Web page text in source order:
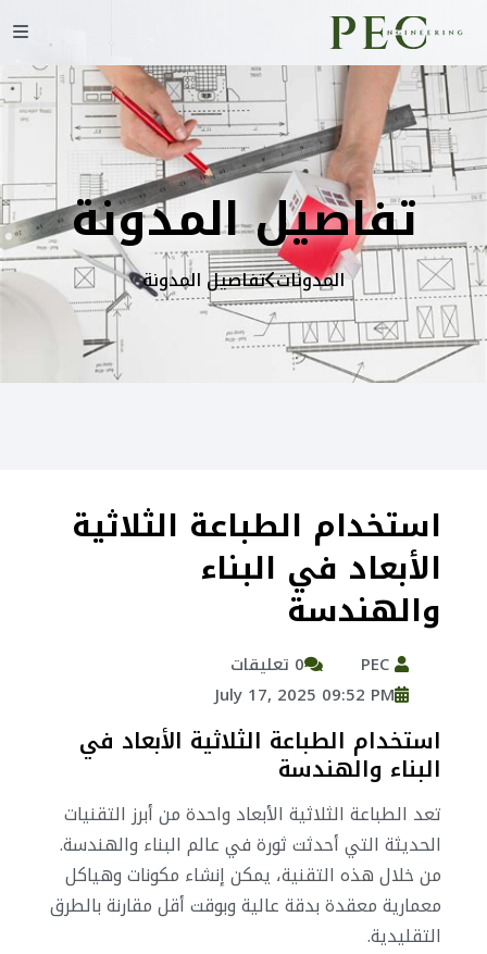
تفاصيل المدونة
المدونات تفاصيل المدونة
استخدام الطباعة الثلاثية
الأبعاد في البناء
والهندسة
0 تعليقات
July 17, 2025 09:52 PM
استخدام الطباعة الثلاثية الأبعاد في
البناء والهندسة
تعد الطباعة الثلاثية الأبعاد واحدة من أبرز التقنيات
الحديثة التي أحدثت ثورة في عالم البناء والهندسة.
من خلال هذه التقنية، يمكن إنشاء مكونات وهياكل
معمارية معقدة بدقة عالية وبوقت أقل مقارنة بالطرق
التقليدية.